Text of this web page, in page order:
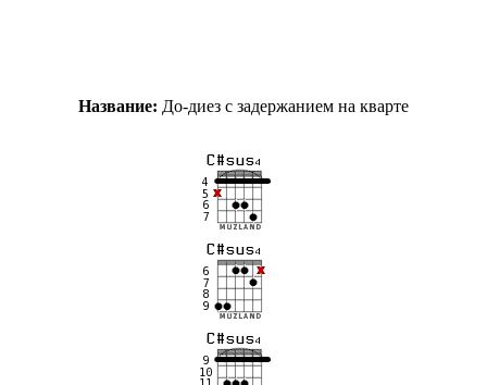
Название: До-диез с задержанием на кварте